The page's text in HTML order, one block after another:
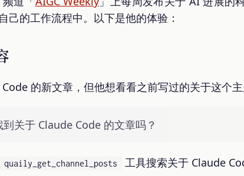
己的工作流程中。以下是他的体验：
的新文章，但他想看看之前写过的关于这个
关于 Claude Code 的文章吗？
quaily_get_channel_posts
工具搜索关于 Claude